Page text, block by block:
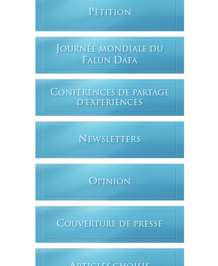
PÉTITION
JOURNÉE MONDIALE DU
FALUN DAFA
CONFÉRENCES DE PARTAGE
D'EXPERIENCES
N EWSLETTERS
OPINION
COUVERTURE DE PRESSE